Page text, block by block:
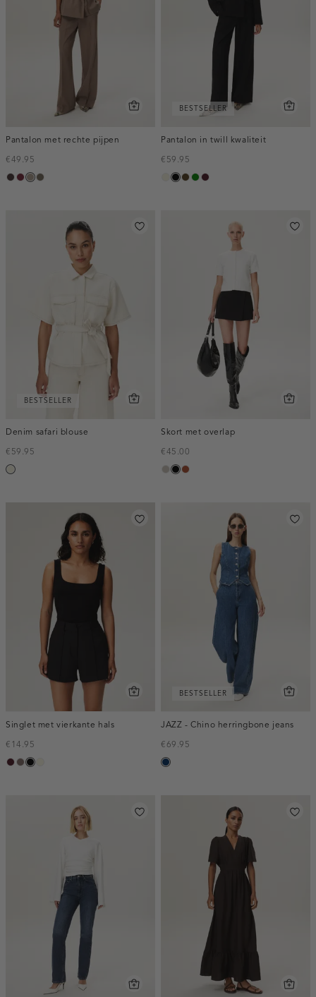
Pantalon met rechte pijpen
€49.95
choco,
bordeaux,
taupe,
bruin
BESTSELLER
Pantalon in twill kwaliteit
€59.95
ecru
zwart
toffee
groenpruim,
BESTSELLER
Denim safari blouse
€59.95
ecru
Skort met overlap
€45.00
taupe,
zwartbruin
Singlet met vierkante hals
€14.95
pruim,
taupe
zwart
BESTSELLER
JAZZ - Chino herringbone jeans
€69.95
blauw,